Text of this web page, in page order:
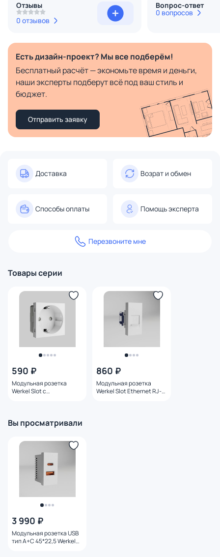
Отзывы
0 отзывов
Вопрос-ответ
0 вопросов
Есть дизайн-проект? Мы все подберём!
Бесплатный расчёт — экономьте время и деньги,
наши эксперты подберут всё под ваш стиль и
бюджет.
Отправить заявку
Доставка Возрат и обмен
Способы оплаты Помощь эксперта
Перезвоните мне
Товары серии
590 ₽
Модульная розетка
Werkel Slot с
860 ₽
Модульная розетка
Werkel Slot Ethernet RJ-
Вы просматривали
3 990 ₽
Модульная розетка USB
тип A+C 45*22,5 Werkel